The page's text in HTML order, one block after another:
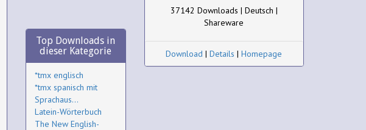
Top Downloads in
dieser Kategorie
*tmx englisch
*tmx spanisch mit
Sprachaus...
Latein-Wörterbuch
The New English-
37142 Downloads | Deutsch |
Shareware
Download |Details |Homepage